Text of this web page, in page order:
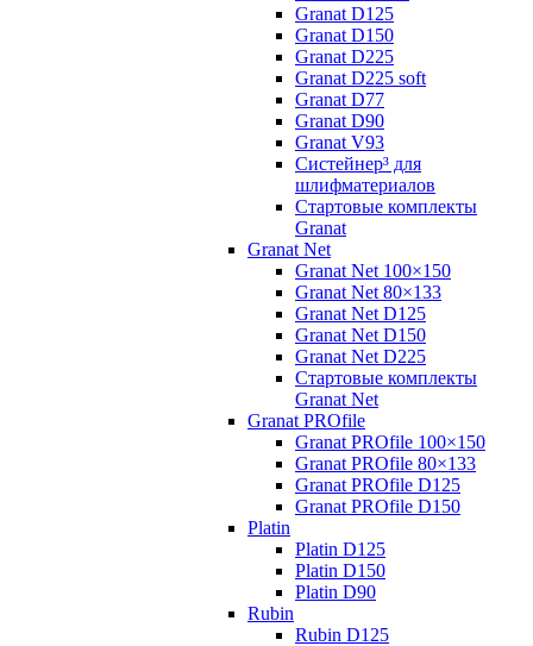
Granat D125
Granat D150
Granat D225
Granat D225 soft
Granat D77
Granat D90
Granat V93
Систейнер³ для
шлифматериалов
Стартовые комплекты
Granat
Granat Net
Granat Net 100×150
Granat Net 80×133
Granat Net D125
Granat Net D150
Granat Net D225
Стартовые комплекты
Granat Net
Granat PROfile
Granat PROfile 100×150
Granat PROfile 80×133
Granat PROfile D125
Granat PROfile D150
Platin
Platin D125
Platin D150
Platin D90
Rubin
Rubin D125